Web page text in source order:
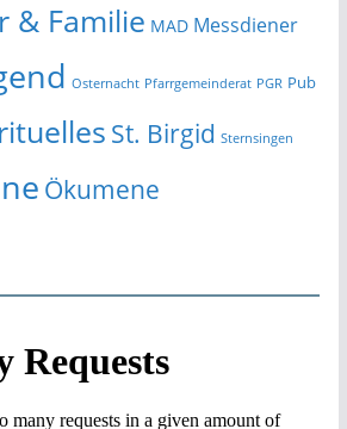
& Familie MAD Messdiener
Osternacht Pfarrgemeinderat PGR Pub
St. Birgid Sternsingen
Ökumene